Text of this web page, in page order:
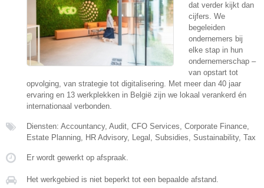
dat verder kijkt dan
cijfers. We
begeleiden
ondernemers bij
elke stap in hun
ondernemerschap –
van opstart tot
opvolging, van strategie tot digitalisering. Met meer dan 40 jaar
ervaring en 13 werkplekken in België zijn we lokaal verankerd én
internationaal verbonden.
Diensten: Accountancy, Audit, CFO Services, Corporate Finance,
Estate Planning, HR Advisory, Legal, Subsidies, Sustainability, Tax
Er wordt gewerkt op afspraak.
Het werkgebied is niet beperkt tot een bepaalde afstand.